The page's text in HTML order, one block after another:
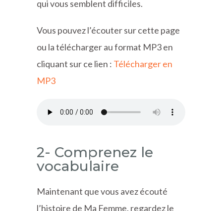
qui vous semblent difficiles.
Vous pouvez l’écouter sur cette page
ou la télécharger au format MP3 en
cliquant sur ce lien : Télécharger en
MP3
2- Comprenez le
vocabulaire
Maintenant que vous avez écouté
l’histoire de Ma Femme, regardez le